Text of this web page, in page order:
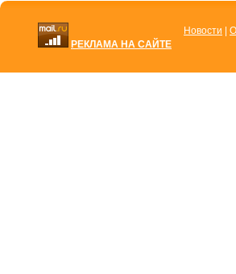
РЕКЛАМА НА САЙТЕ
Новости